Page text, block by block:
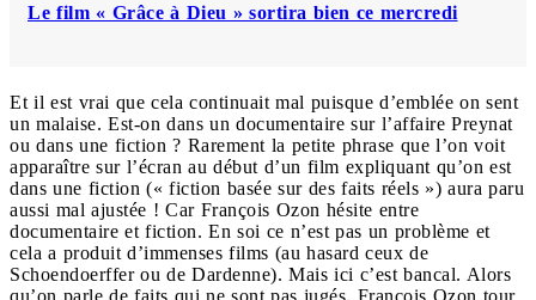
Le film « Grâce à Dieu » sortira bien ce mercredi
Et il est vrai que cela continuait mal puisque d’emblée on sent
un malaise. Est-on dans un documentaire sur l’affaire Preynat
ou dans une fiction ? Rarement la petite phrase que l’on voit
apparaître sur l’écran au début d’un film expliquant qu’on est
dans une fiction (« fiction basée sur des faits réels ») aura paru
aussi mal ajustée ! Car François Ozon hésite entre
documentaire et fiction. En soi ce n’est pas un problème et
cela a produit d’immenses films (au hasard ceux de
Schoendoerffer ou de Dardenne). Mais ici c’est bancal. Alors
qu’on parle de faits qui ne sont pas jugés, François Ozon tour